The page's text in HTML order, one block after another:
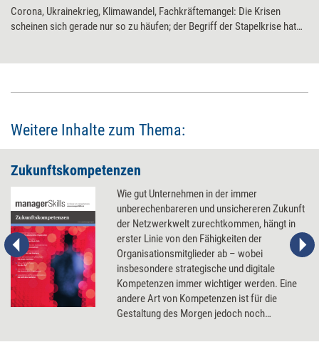
Corona, Ukrainekrieg, Klimawandel, Fachkräftemangel: Die Krisen
scheinen sich gerade nur so zu häufen; der Begriff der Stapelkrise hat
Weitere Inhalte zum Thema:
Zukunftskompetenzen
Wie gut Unternehmen in der immer
unberechenbareren und unsichereren Zukunft
der Netzwerkwelt zurechtkommen, hängt in
erster Linie von den Fähigkeiten der
Organisationsmitglieder ab – wobei
insbesondere strategische und digitale
Kompetenzen immer wichtiger werden. Eine
andere Art von Kompetenzen ist für die
Gestaltung des Morgen jedoch noch
Resilienz, Empathie oder auch die Fähigkeit